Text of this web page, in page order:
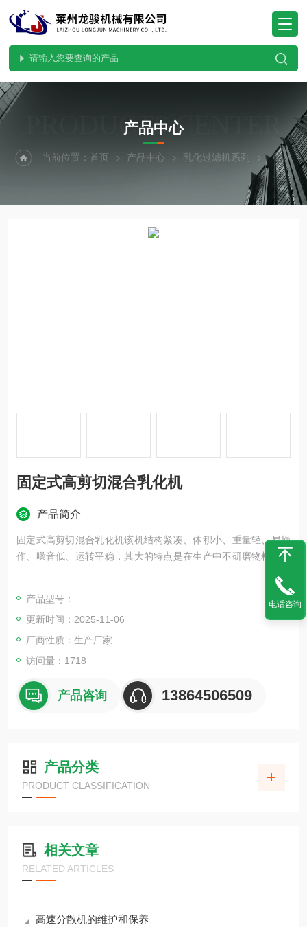
PRODUCTS CENTER
产品中心
当前位置：首页 产品中心 乳化过滤机系列 固定式
固定式高剪切混合乳化机
产品简介
固定式高剪切混合乳化机该机结构紧凑、体积小、重量轻、易操
作、噪音低、运转平稳，其大的特点是在生产中不研磨物料，集
高速剪切、混合、分散、均质于一体。
产品型号：
更新时间：2025-11-06
厂商性质：生产厂家
访问量：1718
产品咨询 13864506509
产品分类
PRODUCT CLASSIFICATION
相关文章
RELATED ARTICLES
高速分散机的维护和保养
电话咨询